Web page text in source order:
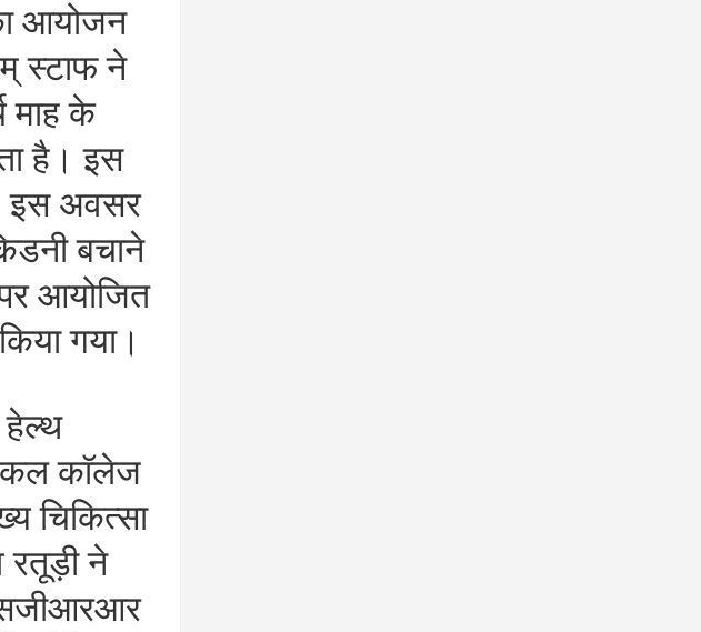
आयोजन
स्टाफ ने
माह के
है। इस
इस अवसर
बचाने
आयोजित
गया।
काॅलेज
चिकित्सा
रतूड़ी ने